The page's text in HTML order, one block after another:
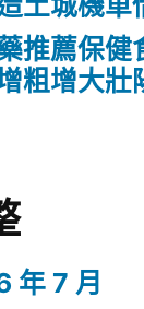
推薦保健
粗增大壯
年 7 月